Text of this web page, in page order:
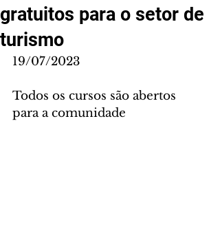
gratuitos para o setor de
turismo
19/07/2023
Todos os cursos são abertos
para a comunidade